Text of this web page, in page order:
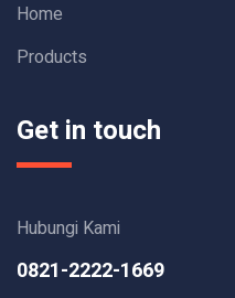
Home
Products
Get in touch
Hubungi Kami
0821-2222-1669